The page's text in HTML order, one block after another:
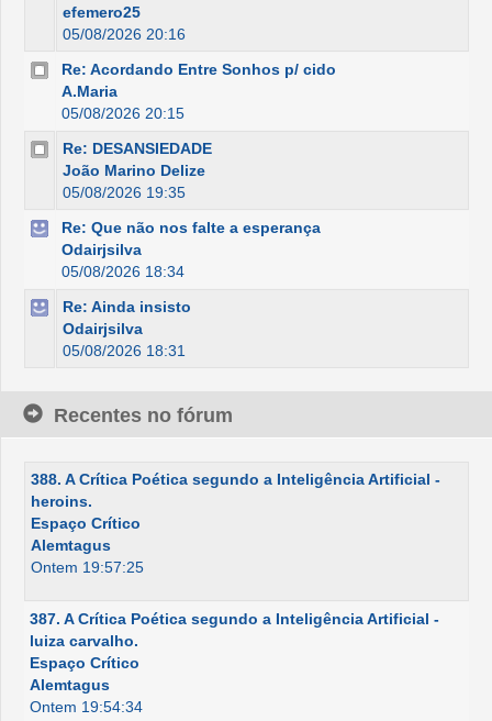
efemero25
05/08/2026 20:16
Re: Acordando Entre Sonhos p/ cido
A.Maria
05/08/2026 20:15
Re: DESANSIEDADE
João Marino Delize
05/08/2026 19:35
Re: Que não nos falte a esperança
Odairjsilva
05/08/2026 18:34
Re: Ainda insisto
Odairjsilva
05/08/2026 18:31
Recentes no fórum
388. A Crítica Poética segundo a Inteligência Artificial -
heroins.
Espaço Crítico
Alemtagus
Ontem 19:57:25
387. A Crítica Poética segundo a Inteligência Artificial -
luiza carvalho.
Espaço Crítico
Alemtagus
Ontem 19:54:34